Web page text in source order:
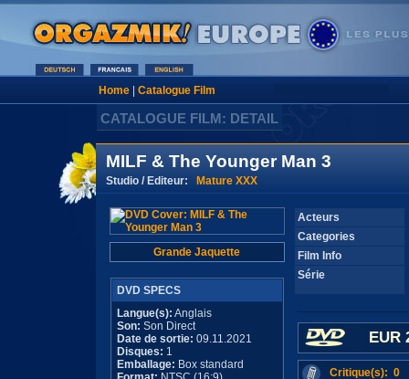
Home| Catalogue Film
CATALOGUE FILM: DETAIL
MILF & The Younger Man 3
Studio / Editeur: Mature XXX
Grande Jaquette
DVD SPECS
Langue(s): Anglais
Son: Son Direct
Date de sortie: 09.11.2021
Disques: 1
Emballage: Box standard
Acteurs
Categories
Film Info
Série
EUR
Critique(s): 0